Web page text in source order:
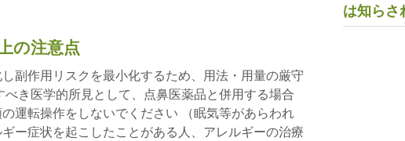
の注意点
副作用リスクを最小化するため、用法・用量の厳守
べき医学的所見として、点鼻医薬品と併用する場合
運転操作をしないでください （眠気等があらわれ
ー症状を起こしたことがある人、アレルギーの治療
は知らさ